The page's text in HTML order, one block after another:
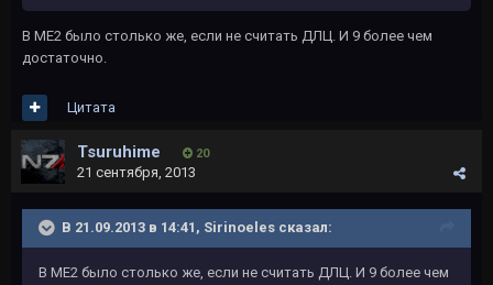
В МЕ2 было столько же, если не считать ДЛЦ. И 9 более чем
достаточно.
Цитата
Tsuruhime 20
21 сентября, 2013
В 21.09.2013 в 14:41, Sirinoeles сказал:
В МЕ2 было столько же, если не считать ДЛЦ. И 9 более чем